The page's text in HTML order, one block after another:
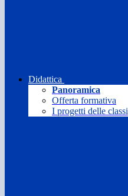
Didattica
Panoramica
Offerta formativa
I progetti delle classi